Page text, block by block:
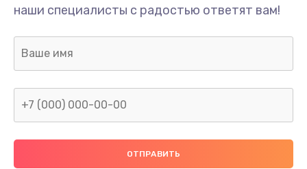
наши специалисты с радостью ответят вам!